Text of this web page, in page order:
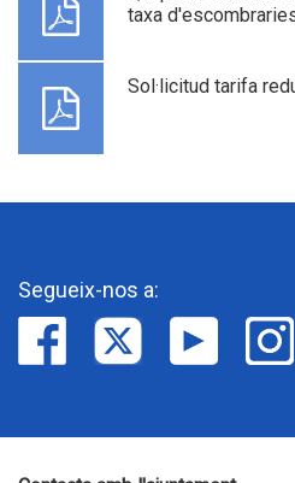
taxa
Sol·licitud tarifa
Segueix-nos a: